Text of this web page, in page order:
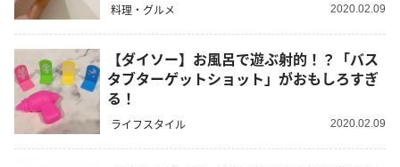
料理・グルメ 2020.02.09
【ダイソー】お風呂で遊ぶ射的！？「バス
タブターゲットショット」がおもしろすぎ
る！
ライフスタイル 2020.02.09